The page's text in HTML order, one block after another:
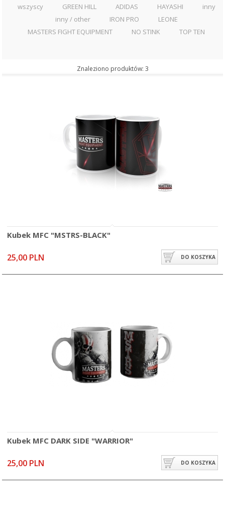
wszyscy GREEN HILL ADIDAS HAYASHI
inny
inny / other
IRON PRO
LEONE
MASTERS FIGHT EQUIPMENT
NO STINK TOP TEN
Znaleziono produktów: 3
Kubek MFC "MSTRS-BLACK"
25,00 PLN DO KOSZYKA
Kubek MFC DARK SIDE "WARRIOR"
25,00 PLN DO KOSZYKA